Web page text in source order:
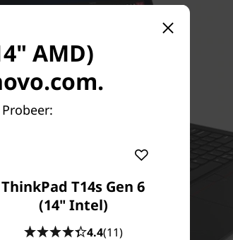
AMD)
ThinkPad T14s Gen 6
(14" Intel)
4.4(11)